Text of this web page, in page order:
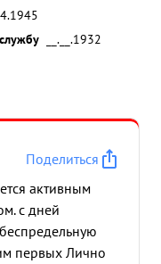
__.__.1932
Поделиться
активным
с дней
первых Лично